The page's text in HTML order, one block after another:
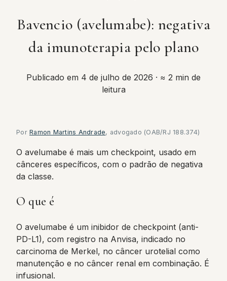
Bavencio (avelumabe): negativa
da imunoterapia pelo plano
Publicado em 4 de julho de 2026 · ≈ 2 min de
leitura
Por Ramon Martins Andrade, advogado (OAB/RJ 188.374)
O avelumabe é mais um checkpoint, usado em
cânceres específicos, com o padrão de negativa
da classe.
O que é
O avelumabe é um inibidor de checkpoint (anti-
PD-L1), com registro na Anvisa, indicado no
carcinoma de Merkel, no câncer urotelial como
manutenção e no câncer renal em combinação. É
infusional.